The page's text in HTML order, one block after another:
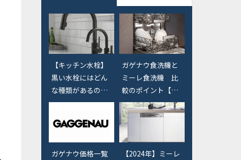
【キッチン水栓】
黒い水栓にはどん
な種類があるの
か？一覧で紹介
ガゲナウ食洗機と
ミーレ食洗機 比
較のポイント【価
格か？ゼオライト
か？】
ガゲナウ価格一覧
【2024年】ミーレ
【東京エリア】オ
ーダーキッチン検
討の際に行ってお
きたいショールー
シンクなど】